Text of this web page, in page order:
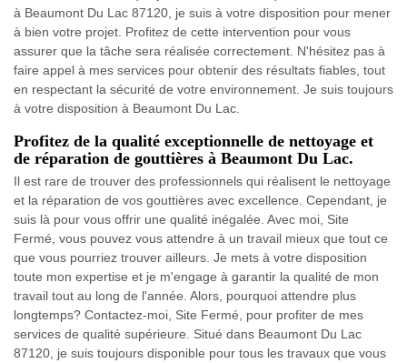
à Beaumont Du Lac 87120, je suis à votre disposition pour mener
à bien votre projet. Profitez de cette intervention pour vous
assurer que la tâche sera réalisée correctement. N'hésitez pas à
faire appel à mes services pour obtenir des résultats fiables, tout
en respectant la sécurité de votre environnement. Je suis toujours
à votre disposition à Beaumont Du Lac.
Profitez de la qualité exceptionnelle de nettoyage et
de réparation de gouttières à Beaumont Du Lac.
Il est rare de trouver des professionnels qui réalisent le nettoyage
et la réparation de vos gouttières avec excellence. Cependant, je
suis là pour vous offrir une qualité inégalée. Avec moi, Site
Fermé, vous pouvez vous attendre à un travail mieux que tout ce
que vous pourriez trouver ailleurs. Je mets à votre disposition
toute mon expertise et je m'engage à garantir la qualité de mon
travail tout au long de l'année. Alors, pourquoi attendre plus
longtemps? Contactez-moi, Site Fermé, pour profiter de mes
services de qualité supérieure. Situé dans Beaumont Du Lac
87120, je suis toujours disponible pour tous les travaux que vous